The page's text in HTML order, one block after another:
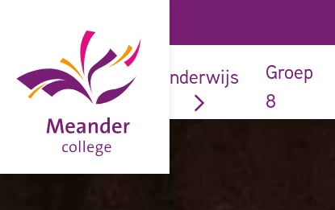
onze
school
onderwijs
Groep
8